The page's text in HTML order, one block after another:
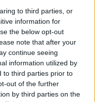
to third parties, or
information for
the below opt-out
note that after your
continue seeing
information utilized by
to third parties prior to
out of the further
by third parties on the
Κελσίου.
με 4 βαθμούς